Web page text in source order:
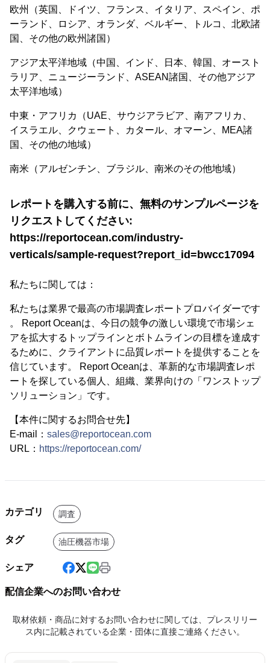
欧州（英国、ドイツ、フランス、イタリア、スペイン、ポ
ーランド、ロシア、オランダ、ベルギー、トルコ、北欧諸
国、その他の欧州諸国）
アジア太平洋地域（中国、インド、日本、韓国、オースト
ラリア、ニュージーランド、ASEAN諸国、その他アジア
太平洋地域）
中東・アフリカ（UAE、サウジアラビア、南アフリカ、
イスラエル、クウェート、カタール、オマーン、MEA諸
国、その他の地域）
南米（アルゼンチン、ブラジル、南米のその他地域）
レポートを購入する前に、無料のサンプルページを
リクエストしてください:
https://reportocean.com/industry-
verticals/sample-request?report_id=bwcc17094
私たちに関しては：
私たちは業界で最高の市場調査レポートプロバイダーです
。 Report Oceanは、今日の競争の激しい環境で市場シェ
アを拡大するトップラインとボトムラインの目標を達成す
るために、クライアントに品質レポートを提供することを
信じています。 Report Oceanは、革新的な市場調査レポ
ートを探している個人、組織、業界向けの「ワンストップ
ソリューション」です。
【本件に関するお問合せ先】
E-mail： sales@reportocean.com
URL： https://reportocean.com/
カテゴリ 調査
タグ 油圧機器市場
シェア
配信企業へのお問い合わせ
取材依頼・商品に対するお問い合わせに関しては、プレスリリー
ス内に記載されている企業・団体に直接ご連絡ください。